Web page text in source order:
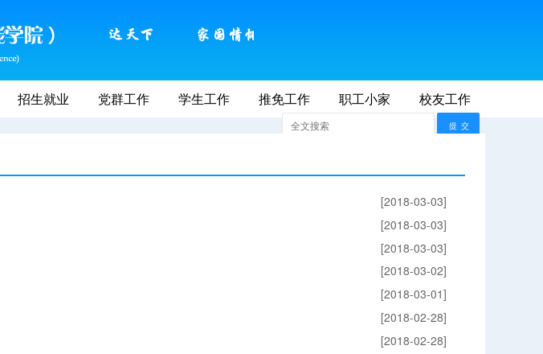
2026年8月9日 AM 10:41:26 联系我们 师大首页
招生就业 党群工作 学生工作 推免工作 职工小家 校友工作
[2018-03-03]
[2018-03-03]
[2018-03-03]
[2018-03-02]
[2018-03-01]
[2018-02-28]
[2018-02-28]